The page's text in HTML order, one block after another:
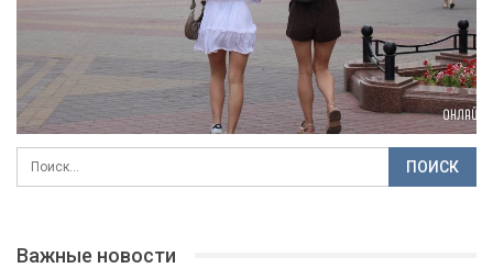
Важные новости